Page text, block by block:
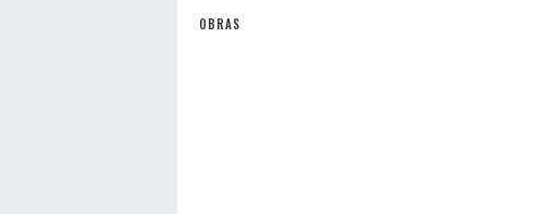
OBRAS